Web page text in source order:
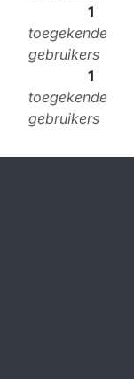
1
toegekende
gebruikers
1
toegekende
gebruikers